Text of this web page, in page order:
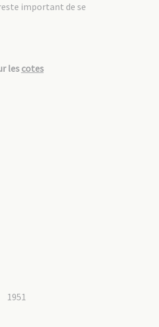
important de se
les cotes
1951